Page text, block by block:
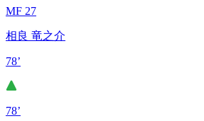
MF 27
相良 竜之介
78’
78’